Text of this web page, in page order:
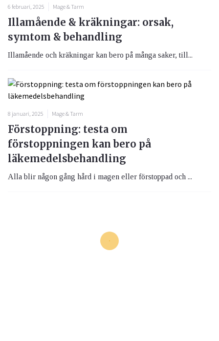
6 februari, 2025 Mage & Tarm
Illamående & kräkningar: orsak,
symtom & behandling
Illamående och kräkningar kan bero på många saker, till...
8 januari, 2025 Mage & Tarm
Förstoppning: testa om
förstoppningen kan bero på
läkemedelsbehandling
Alla blir någon gång hård i magen eller förstoppad och ...